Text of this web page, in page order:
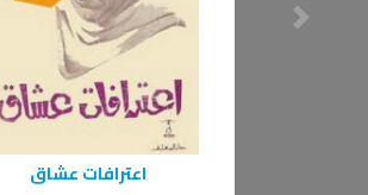
اعترافات عشاق